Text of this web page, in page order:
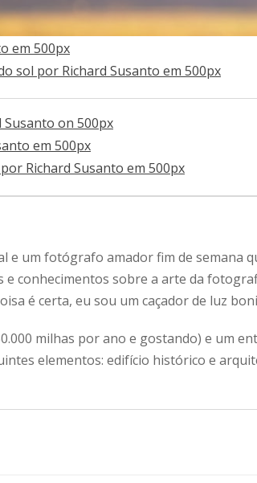
e um fotógrafo amador fim de semana
conhecimentos sobre a arte da
é certa, eu sou um caçador de luz
milhas por ano e gostando) e um
elementos: edifício histórico e